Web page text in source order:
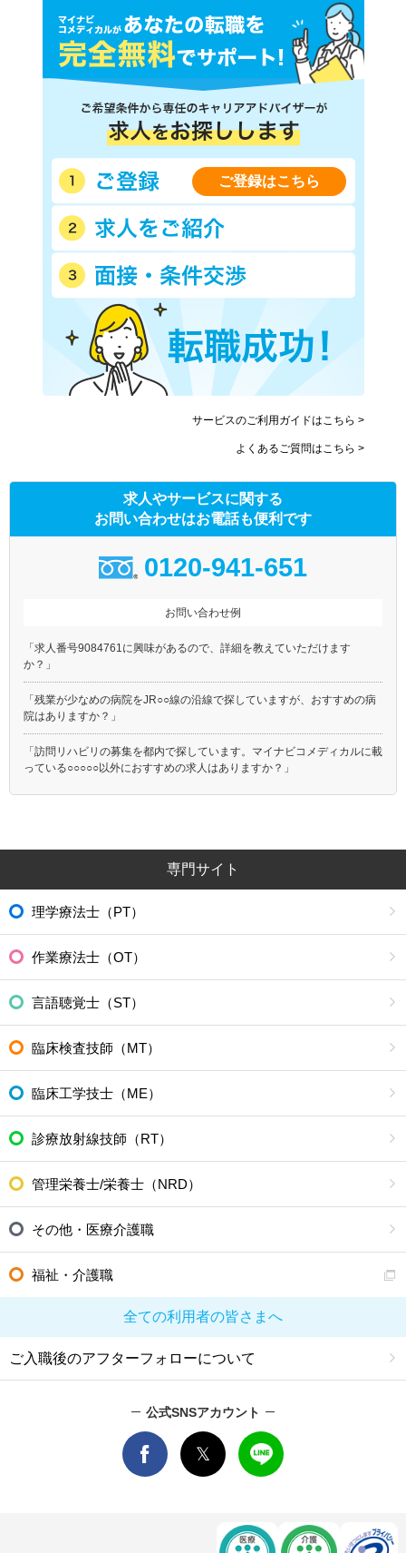
ご登録はこちら
サービスのご利用ガイドはこちら >
よくあるご質問はこちら >
求人やサービスに関する
お問い合わせはお電話も便利です
0120-941-651
お問い合わせ例
「求人番号9084761に興味があるので、詳細を教えていただけます
か？」
「残業が少なめの病院をJR○○線の沿線で探していますが、おすすめの病
院はありますか？」
「訪問リハビリの募集を都内で探しています。マイナビコメディカルに載
っている○○○○○以外におすすめの求人はありますか？」
専門サイト
理学療法士（PT）
作業療法士（OT）
言語聴覚士（ST）
臨床検査技師（MT）
臨床工学技士（ME）
診療放射線技師（RT）
管理栄養士/栄養士（NRD）
その他・医療介護職
福祉・介護職
全ての利用者の皆さまへ
ご入職後のアフターフォローについて
公式SNSアカウント